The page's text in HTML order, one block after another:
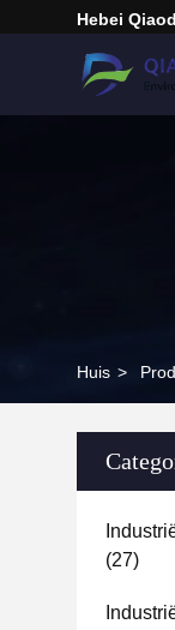
Hebei
Huis >
(27)